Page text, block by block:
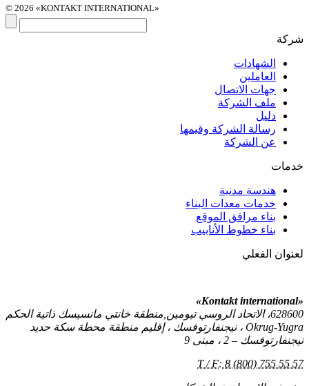
© 2026 «KONTAKT INTERNATIONAL»
شركة
الشهادات
العاملين
جهات الاتصال
ملف الشركة
دليل
رسالة الشركة وقيمها
عن الشركة
خدمات
هندسة مدنية
خدمات معدات البناء
بناء مرافق الموقع
بناء خطوط الأنابيب
لعنوان الفعلي
«Kontakt international»
628600، الاتحاد الروسي تيومين,منطقة خانتي مانسيسك ذاتية الحكم
Okrug-Yugra ، نيجنفارتوفسك ، إقليم منطقة محطة سكة حديد
نيجنفارتوفسك – 2 ، مبنى 9
T / F: 8 (800) 755 55 57